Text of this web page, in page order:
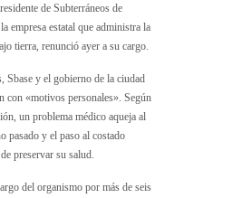
de Subterráneos de
empresa estatal que administra la
tierra, renunció ayer a su cargo.
Sbase y el gobierno de la ciudad
con «motivos personales». Según
un problema médico aqueja al
pasado y el paso al costado
preservar su salud.
del organismo por más de seis